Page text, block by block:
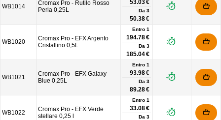
WB1014
Cromax Pro - Rutilo Rosso
Perla 0,25L
53.03 €
Da 3
50.38 €
WB1020
Cromax Pro - EFX Argento
Cristallino 0,5L
Entro 1
194.78 €
Da 3
185.04 €
WB1021
Cromax Pro - EFX Galaxy
Blue 0,25L
Entro 1
93.98 €
Da 3
89.28 €
WB1022
Cromax Pro - EFX Verde
stellare 0,25 l
Entro 1
33.08 €
Da 3